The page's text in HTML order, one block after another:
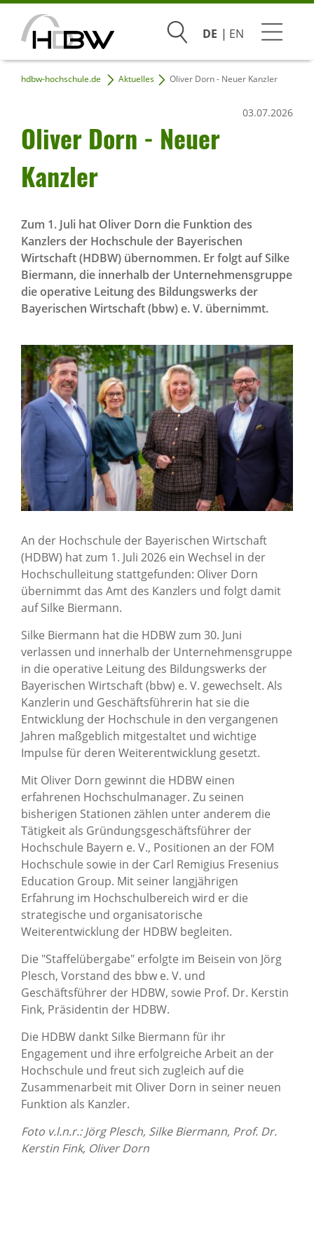
SuchenDE EN
Studium
Praxis & Unternehmen
Hochschule
Infoveranstaltungen
hdbw-hochschule.de Aktuelles Oliver Dorn - Neuer Kanzler
Oliver Dorn - Neuer
Kanzler
03.07.2026
Zum 1. Juli hat Oliver Dorn die Funktion des
Kanzlers der Hochschule der Bayerischen
Wirtschaft (HDBW) übernommen. Er folgt auf Silke
Biermann, die innerhalb der Unternehmensgruppe
die operative Leitung des Bildungswerks der
Bayerischen Wirtschaft (bbw) e. V. übernimmt.
An der Hochschule der Bayerischen Wirtschaft
(HDBW) hat zum 1. Juli 2026 ein Wechsel in der
Hochschulleitung stattgefunden: Oliver Dorn
übernimmt das Amt des Kanzlers und folgt damit
auf Silke Biermann.
Silke Biermann hat die HDBW zum 30. Juni
verlassen und innerhalb der Unternehmensgruppe
in die operative Leitung des Bildungswerks der
Bayerischen Wirtschaft (bbw) e. V. gewechselt. Als
Kanzlerin und Geschäftsführerin hat sie die
Entwicklung der Hochschule in den vergangenen
Jahren maßgeblich mitgestaltet und wichtige
Impulse für deren Weiterentwicklung gesetzt.
Mit Oliver Dorn gewinnt die HDBW einen
erfahrenen Hochschulmanager. Zu seinen
bisherigen Stationen zählen unter anderem die
Tätigkeit als Gründungsgeschäftsführer der
Hochschule Bayern e. V., Positionen an der FOM
Hochschule sowie in der Carl Remigius Fresenius
Education Group. Mit seiner langjährigen
Erfahrung im Hochschulbereich wird er die
strategische und organisatorische
Weiterentwicklung der HDBW begleiten.
Die "Staffelübergabe" erfolgte im Beisein von Jörg
Plesch, Vorstand des bbw e. V. und
Geschäftsführer der HDBW, sowie Prof. Dr. Kerstin
Fink, Präsidentin der HDBW.
Die HDBW dankt Silke Biermann für ihr
Engagement und ihre erfolgreiche Arbeit an der
Hochschule und freut sich zugleich auf die
Zusammenarbeit mit Oliver Dorn in seiner neuen
Funktion als Kanzler.
Foto v.l.n.r.: Jörg Plesch, Silke Biermann, Prof. Dr.
Kerstin Fink, Oliver Dorn